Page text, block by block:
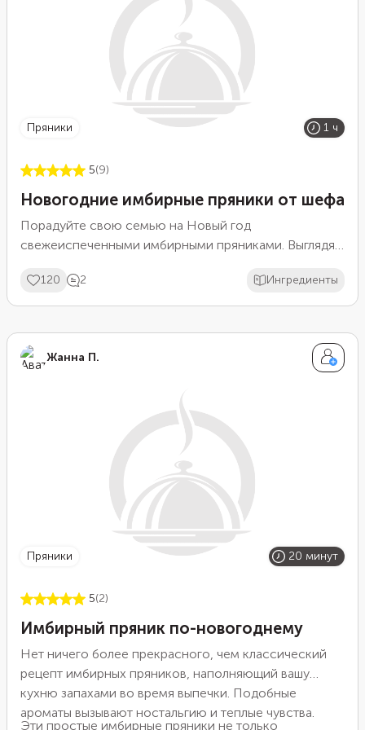
пряники 1 ч
5(9)
Новогодние имбирные пряники от шефа
Порадуйте свою семью на Новый год
свежеиспеченными имбирными пряниками. Выглядят
приготовить их несложно, очень увлекательно
делать их вместе с детьми.
120 2 Ингредиенты
Жанна П.
пряники 20 минут
5(2)
Имбирный пряник по-новогоднему
Нет ничего более прекрасного, чем классический
рецепт имбирных пряников, наполняющий вашу
кухню запахами во время выпечки. Подобные
ароматы вызывают ностальгию и теплые чувства.
Эти простые имбирные пряники не только